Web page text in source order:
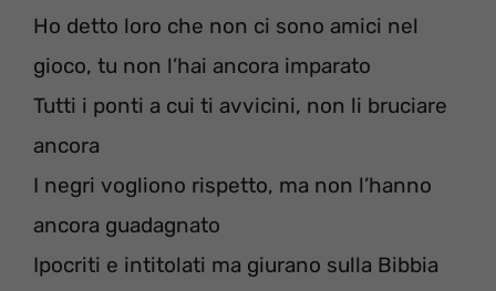
Ho detto loro che non ci sono amici nel
gioco, tu non l’hai ancora imparato
Tutti i ponti a cui ti avvicini, non li bruciare
ancora
I negri vogliono rispetto, ma non l’hanno
ancora guadagnato
Ipocriti e intitolati ma giurano sulla Bibbia